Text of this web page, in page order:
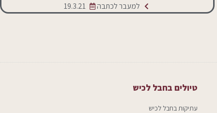
למעבר לכתבה 19.3.21
טיולים בחבל לכיש
עתיקות בחבל לכיש